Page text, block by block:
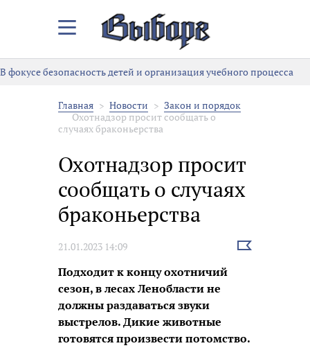
Закрыть/
меню
В фокусе безопасность детей и организация учебного процесса
Главная Новости
Закон и порядок
Охотнадзор просит сообщать о
случаях браконьерства
Охотнадзор просит
сообщать о случаях
браконьерства
21.01.2023 14:09
Выбрать
Подходит к концу охотничий
сезон, в лесах Ленобласти не
должны раздаваться звуки
выстрелов. Дикие животные
готовятся произвести потомство.